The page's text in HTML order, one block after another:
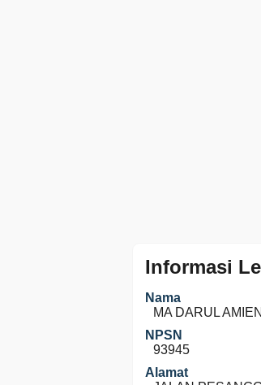
Informasi
Nama
MA DARUL AMIEN
NPSN
93945
Alamat